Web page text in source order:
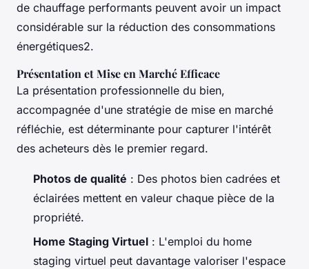
de chauffage performants peuvent avoir un impact
considérable sur la réduction des consommations
énergétiques2.
Présentation et Mise en Marché Efficace
La présentation professionnelle du bien,
accompagnée d'une stratégie de mise en marché
réfléchie, est déterminante pour capturer l'intérêt
des acheteurs dès le premier regard.
Photos de qualité : Des photos bien cadrées et
éclairées mettent en valeur chaque pièce de la
propriété.
Home Staging Virtuel : L'emploi du home
staging virtuel peut davantage valoriser l'espace